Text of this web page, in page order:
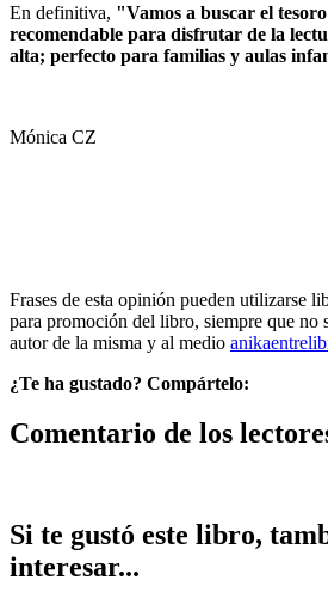
En definitiva, "Vamos a buscar el
recomendable para disfrutar de la
alta; perfecto para familias y aulas
Mónica CZ
Frases de esta opinión pueden utilizarse
para promoción del libro, siempre que no
autor de la misma y al medio
¿Te ha gustado? Compártelo:
Comentario de los
Si te gustó este libro,
interesar...